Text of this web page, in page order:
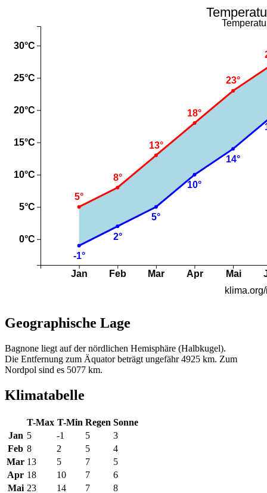
Geographische Lage
Bagnone liegt auf der nördlichen Hemisphäre (Halbkugel).
Die Entfernung zum Äquator beträgt ungefähr 4925 km. Zum
Nordpol sind es 5077 km.
Klimatabelle
T-Max T-Min Regen Sonne
Jan 5 -1 5
3
Feb 8 2 5
4
Mar 13 5 7
5
Apr 18 10 7
6
Mai 23 14 7 8